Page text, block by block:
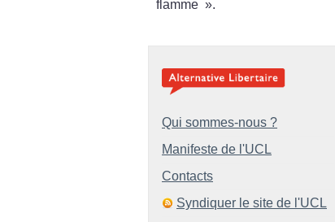
flamme ».
Qui sommes-nous ?
Manifeste de l'UCL
Contacts
Syndiquer le site de l'UCL